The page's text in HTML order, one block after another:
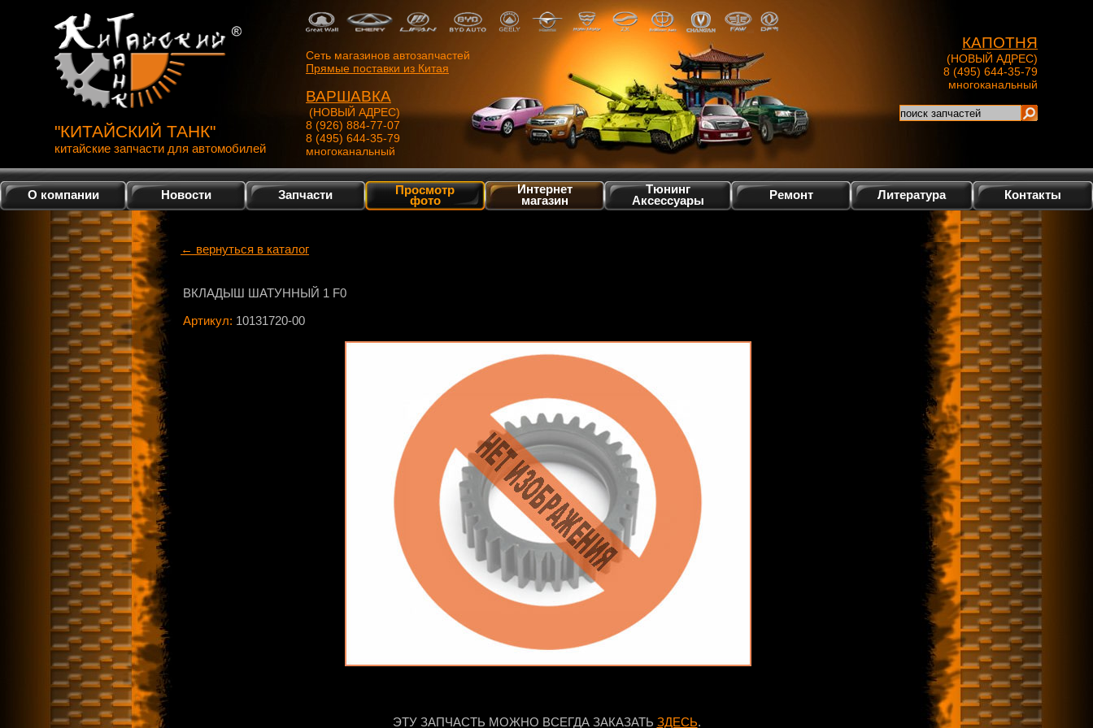
"КИТАЙСКИЙ ТАНК"
китайские запчасти для автомобилей
Сеть магазинов автозапчастей
Прямые поставки из Китая
ВАРШАВКА
(НОВЫЙ АДРЕС)
8 (926) 884-77-07
8 (495) 644-35-79
многоканальный
КАПОТНЯ
(НОВЫЙ АДРЕС)
8 (495) 644-35-79
многоканальный
О компании Новости Запчасти Просмотр
фото
Интернет
магазин
Тюнинг
Аксессуары
Ремонт Литература Контакты
← вернуться в каталог
ВКЛАДЫШ ШАТУННЫЙ 1 F0
Артикул: 10131720-00
ЭТУ ЗАПЧАСТЬ МОЖНО ВСЕГДА ЗАКАЗАТЬ ЗДЕСЬ.